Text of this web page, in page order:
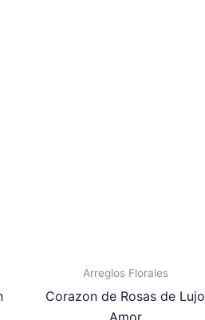
Arreglos Florales
Corazon de Rosas de Lujo